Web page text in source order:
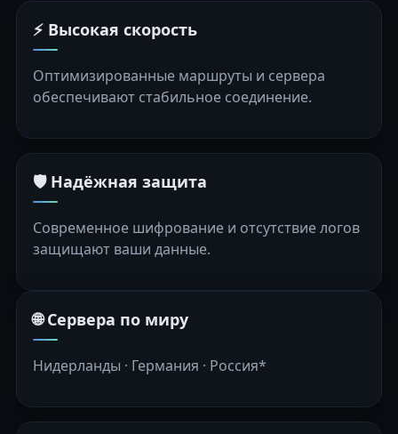
⚡ Высокая скорость
Оптимизированные маршруты и сервера
обеспечивают стабильное соединение.
🛡️ Надёжная защита
Современное шифрование и отсутствие логов
защищают ваши данные.
🌐 Сервера по миру
Нидерланды · Германия · Россия*